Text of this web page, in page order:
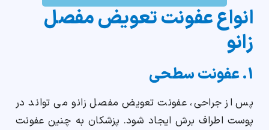
انواع عفونت تعویض مفصل
زانو
1. عفونت سطحی
پس از جراحی، عفونت تعویض مفصل زانو می تواند در
پوست اطراف برش ایجاد شود. پزشکان به چنین عفونت